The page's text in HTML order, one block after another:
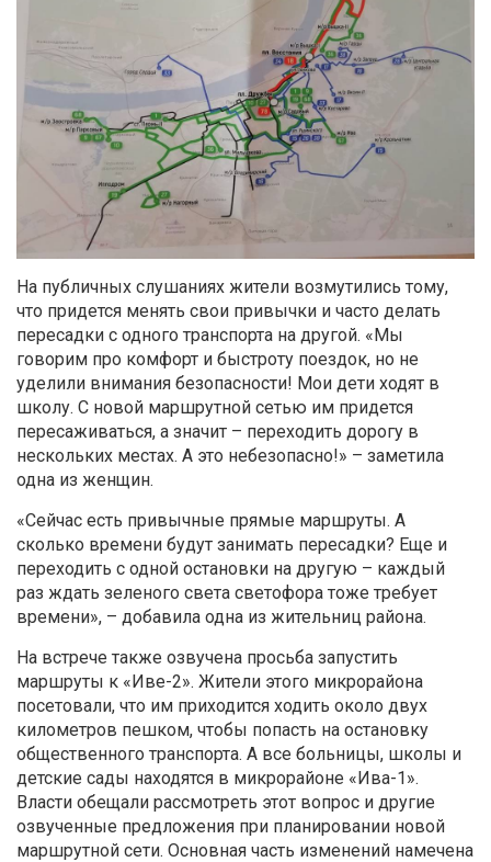
На публичных слушаниях жители возмутились тому,
что придется менять свои привычки и часто делать
пересадки с одного транспорта на другой. «Мы
говорим про комфорт и быстроту поездок, но не
уделили внимания безопасности! Мои дети ходят в
школу. С новой маршрутной сетью им придется
пересаживаться, а значит – переходить дорогу в
нескольких местах. А это небезопасно!» – заметила
одна из женщин.
«Сейчас есть привычные прямые маршруты. А
сколько времени будут занимать пересадки? Еще и
переходить с одной остановки на другую – каждый
раз ждать зеленого света светофора тоже требует
времени», – добавила одна из жительниц района.
На встрече также озвучена просьба запустить
маршруты к «Иве-2». Жители этого микрорайона
посетовали, что им приходится ходить около двух
километров пешком, чтобы попасть на остановку
общественного транспорта. А все больницы, школы и
детские сады находятся в микрорайоне «Ива-1».
Власти обещали рассмотреть этот вопрос и другие
озвученные предложения при планировании новой
маршрутной сети. Основная часть изменений намечена